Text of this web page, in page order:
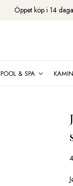
Öppet köp i 14
POOL & SPA